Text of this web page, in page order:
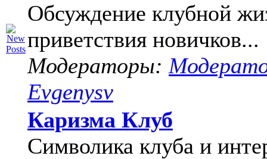
Обсуждение клубной
приветствия новичков...
Модераторы:
Evgenysv
Каризма Клуб
Символика клуба и